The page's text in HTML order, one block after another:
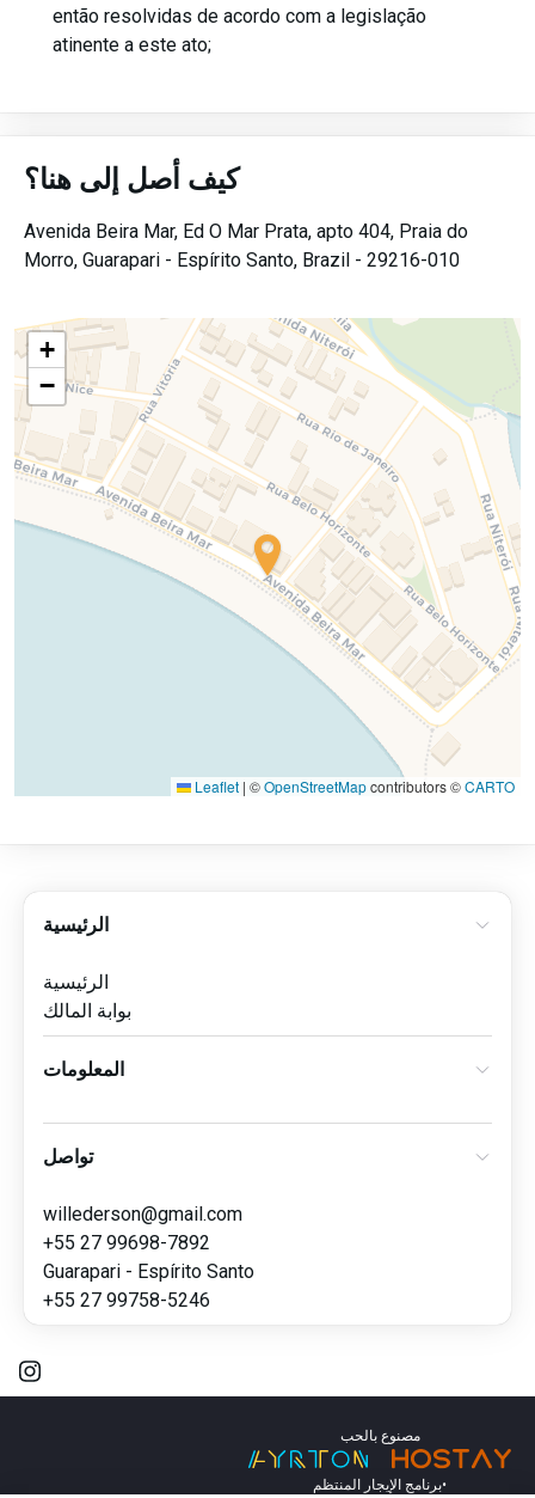
então resolvidas de acordo com a legislação
atinente a este ato;
كيف أصل إلى هنا؟
Avenida Beira Mar, Ed O Mar Prata, apto 404, Praia do
Morro, Guarapari - Espírito Santo, Brazil - 29216-010
+
−
Leaflet | ©OpenStreetMapcontributors ©CARTO
الرئيسية
الرئيسية
بوابة المالك
المعلومات
تواصل
willederson@gmail.com
+55 27 99698-7892
Guarapari - Espírito Santo
+55 27 99758-5246
مصنوع بالحب
برنامج الإيجار المنتظم•